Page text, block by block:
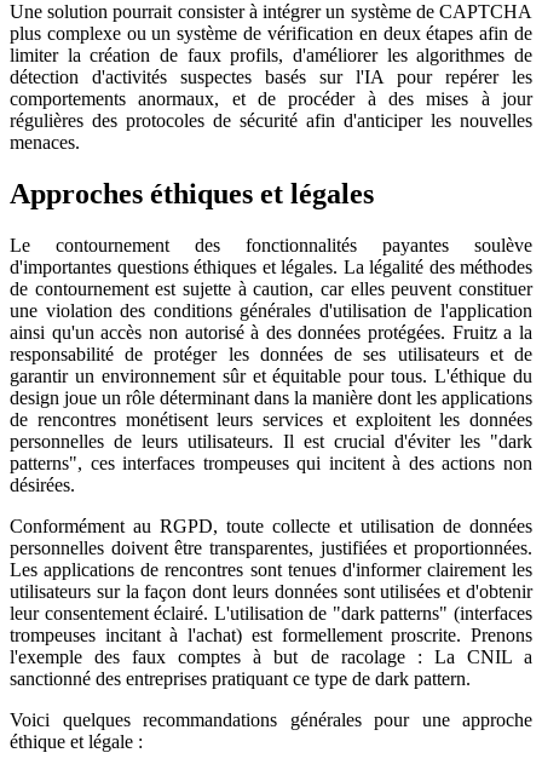
Une solution pourrait consister à intégrer un système de CAPTCHA
plus complexe ou un système de vérification en deux étapes afin de
limiter la création de faux profils, d'améliorer les algorithmes de
détection d'activités suspectes basés sur l'IA pour repérer les
comportements anormaux, et de procéder à des mises à jour
régulières des protocoles de sécurité afin d'anticiper les nouvelles
menaces.
Approches éthiques et légales
Le contournement des fonctionnalités payantes soulève
d'importantes questions éthiques et légales. La légalité des méthodes
de contournement est sujette à caution, car elles peuvent constituer
une violation des conditions générales d'utilisation de l'application
ainsi qu'un accès non autorisé à des données protégées. Fruitz a la
responsabilité de protéger les données de ses utilisateurs et de
garantir un environnement sûr et équitable pour tous. L'éthique du
design joue un rôle déterminant dans la manière dont les applications
de rencontres monétisent leurs services et exploitent les données
personnelles de leurs utilisateurs. Il est crucial d'éviter les "dark
patterns", ces interfaces trompeuses qui incitent à des actions non
désirées.
Conformément au RGPD, toute collecte et utilisation de données
personnelles doivent être transparentes, justifiées et proportionnées.
Les applications de rencontres sont tenues d'informer clairement les
utilisateurs sur la façon dont leurs données sont utilisées et d'obtenir
leur consentement éclairé. L'utilisation de "dark patterns" (interfaces
trompeuses incitant à l'achat) est formellement proscrite. Prenons
l'exemple des faux comptes à but de racolage : La CNIL a
sanctionné des entreprises pratiquant ce type de dark pattern.
Voici quelques recommandations générales pour une approche
éthique et légale :